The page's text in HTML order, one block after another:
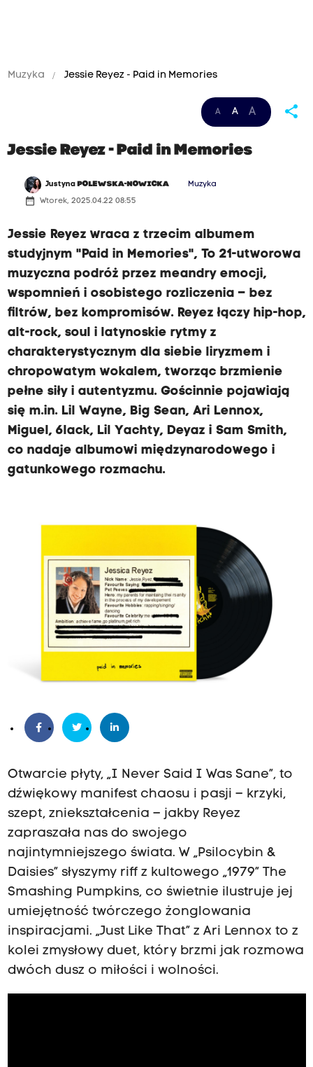
Muzyka Jessie Reyez - Paid in Memories
A A A share
Jessie Reyez - Paid in Memories
Justyna POLEWSKA-NOWICKA Muzyka
date_range Wtorek, 2025.04.22 08:55
Jessie Reyez wraca z trzecim albumem
studyjnym "Paid in Memories", To 21-utworowa
muzyczna podróż przez meandry emocji,
wspomnień i osobistego rozliczenia – bez
filtrów, bez kompromisów. Reyez łączy hip-hop,
alt-rock, soul i latynoskie rytmy z
charakterystycznym dla siebie liryzmem i
chropowatym wokalem, tworząc brzmienie
pełne siły i autentyzmu. Gościnnie pojawiają
się m.in. Lil Wayne, Big Sean, Ari Lennox,
Miguel, 6lack, Lil Yachty, Deyaz i Sam Smith,
co nadaje albumowi międzynarodowego i
gatunkowego rozmachu.
Otwarcie płyty, „I Never Said I Was Sane”, to
dźwiękowy manifest chaosu i pasji – krzyki,
szept, zniekształcenia – jakby Reyez
zapraszała nas do swojego
najintymniejszego świata. W „Psilocybin &
Daisies” słyszymy riff z kultowego „1979” The
Smashing Pumpkins, co świetnie ilustruje jej
umiejętność twórczego żonglowania
inspiracjami. „Just Like That” z Ari Lennox to z
kolei zmysłowy duet, który brzmi jak rozmowa
dwóch dusz o miłości i wolności.